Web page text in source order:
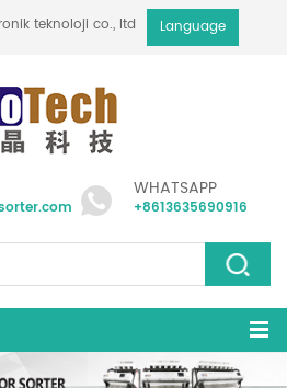
teknoloji co., ltd Language
WHATSAPP
+8613635690916